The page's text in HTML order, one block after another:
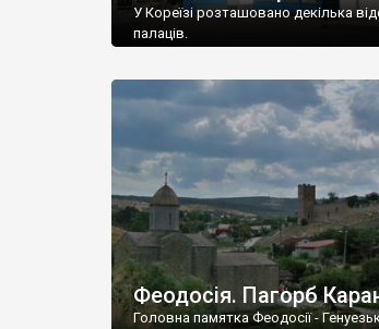
У Кореїзі розташовано декілька
палаців.
Феодосія. Пагорб
Головна памятка Феодосії -